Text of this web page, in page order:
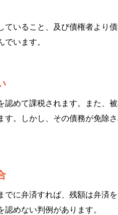
いること、及び債権者より
います。
めて課税されます。また、
す。しかし、その債務が免除
に弁済すれば、残額は弁済
めない判例があります。